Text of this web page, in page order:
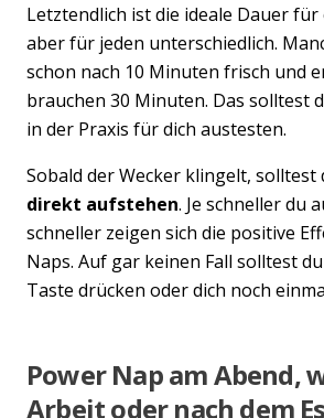
Letztendlich ist die ideale Dauer
aber für jeden unterschiedlich.
schon nach 10 Minuten frisch und
brauchen 30 Minuten. Das solltest
in der Praxis für dich austesten.
Sobald der Wecker klingelt, solltest
direkt aufstehen. Je schneller du
schneller zeigen sich die positive
Naps. Auf gar keinen Fall solltest
Taste drücken oder dich noch
Power Nap am Abend,
Arbeit oder nach dem